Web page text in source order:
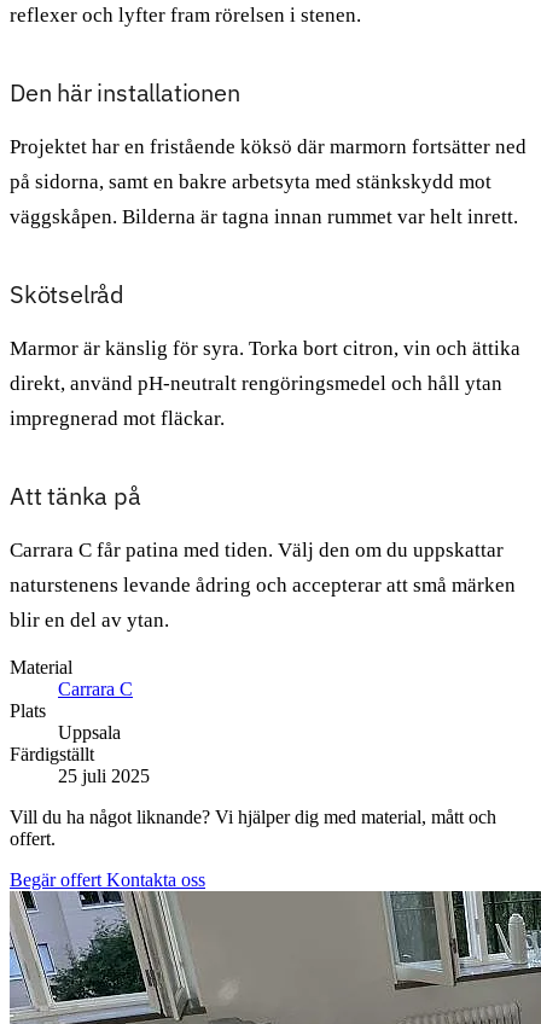
reflexer och lyfter fram rörelsen i stenen.
Den här installationen
Projektet har en fristående köksö där marmorn fortsätter ned
på sidorna, samt en bakre arbetsyta med stänkskydd mot
väggskåpen. Bilderna är tagna innan rummet var helt inrett.
Skötselråd
Marmor är känslig för syra. Torka bort citron, vin och ättika
direkt, använd pH-neutralt rengöringsmedel och håll ytan
impregnerad mot fläckar.
Att tänka på
Carrara C får patina med tiden. Välj den om du uppskattar
naturstenens levande ådring och accepterar att små märken
blir en del av ytan.
Material
Carrara C
Plats
Uppsala
Färdigställt
25 juli 2025
Vill du ha något liknande? Vi hjälper dig med material, mått och
offert.
Begär offert Kontakta oss